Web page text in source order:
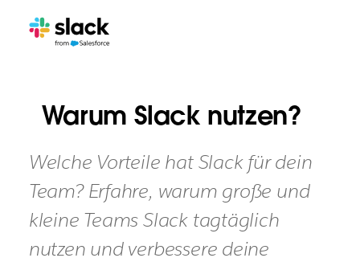
Warum Slack nutzen?
Welche Vorteile hat Slack für dein
Team? Erfahre, warum große und
kleine Teams Slack tagtäglich
nutzen und verbessere deine